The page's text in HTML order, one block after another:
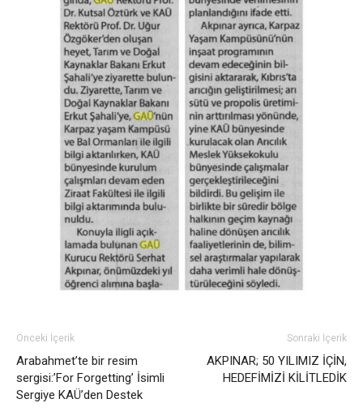
Önceki İçerik
Arabahmet’te bir resim
sergisi:’For Forgetting’ İsimli
Sergiye KAÜ’den Destek
Sonraki İçerik
AKPINAR; 50 YILIMIZ İÇİN,
HEDEFİMİZİ KİLİTLEDİK